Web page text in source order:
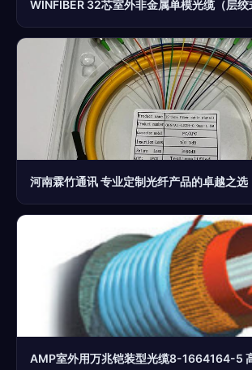
河南霖竹通讯 专业定制光纤产品的卓越之选